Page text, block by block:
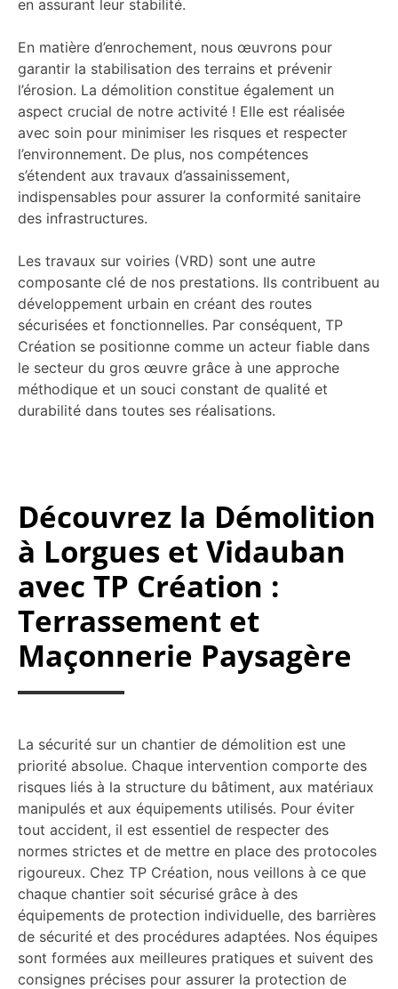
en assurant leur stabilité.
En matière d’enrochement, nous œuvrons pour
garantir la stabilisation des terrains et prévenir
l’érosion. La démolition constitue également un
aspect crucial de notre activité ! Elle est réalisée
avec soin pour minimiser les risques et respecter
l’environnement. De plus, nos compétences
s’étendent aux travaux d’assainissement,
indispensables pour assurer la conformité sanitaire
des infrastructures.
Les travaux sur voiries (VRD) sont une autre
composante clé de nos prestations. Ils contribuent au
développement urbain en créant des routes
sécurisées et fonctionnelles. Par conséquent, TP
Création se positionne comme un acteur fiable dans
le secteur du gros œuvre grâce à une approche
méthodique et un souci constant de qualité et
durabilité dans toutes ses réalisations.
Découvrez la Démolition
à Lorgues et Vidauban
avec TP Création :
Terrassement et
Maçonnerie Paysagère
La sécurité sur un chantier de démolition est une
priorité absolue. Chaque intervention comporte des
risques liés à la structure du bâtiment, aux matériaux
manipulés et aux équipements utilisés. Pour éviter
tout accident, il est essentiel de respecter des
normes strictes et de mettre en place des protocoles
rigoureux. Chez TP Création, nous veillons à ce que
chaque chantier soit sécurisé grâce à des
équipements de protection individuelle, des barrières
de sécurité et des procédures adaptées. Nos équipes
sont formées aux meilleures pratiques et suivent des
consignes précises pour assurer la protection de